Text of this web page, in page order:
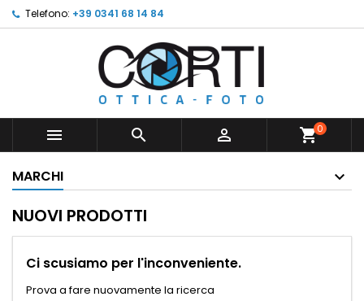
Telefono: +39 0341 68 14 84
   shopping_cart0
MARCHI
NUOVI PRODOTTI
Ci scusiamo per l'inconveniente.
Prova a fare nuovamente la ricerca